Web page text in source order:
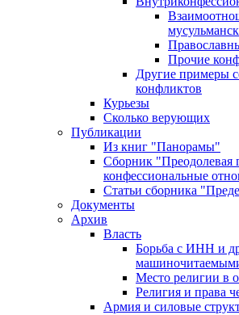
Прочие
Другие примеры
конфликтов
Курьезы
Сколько верующих
Публикации
Из книг "Панорамы"
Сборник "Преодолевая
конфессиональные
Статьи сборника
Документы
Архив
Власть
Борьба с ИНН и
Место религии в
Религия и права
Армия и силовые